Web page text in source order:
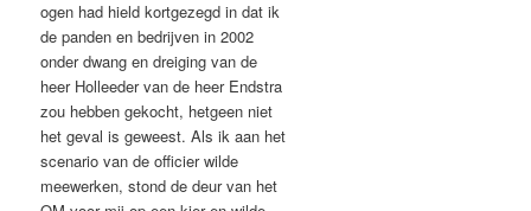
ogen had hield kortgezegd in dat ik
de panden en bedrijven in 2002
onder dwang en dreiging van de
heer Holleeder van de heer Endstra
zou hebben gekocht, hetgeen niet
het geval is geweest. Als ik aan het
scenario van de officier wilde
meewerken, stond de deur van het